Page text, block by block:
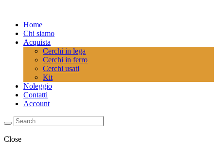
Home
Chi siamo
Acquista
Cerchi in lega
Cerchi in ferro
Cerchi usati
Kit
Noleggio
Contatti
Account
Close